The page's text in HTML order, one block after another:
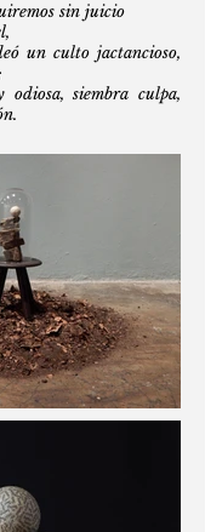
sin juicio
un culto jactancioso,
odiosa, siembra culpa,